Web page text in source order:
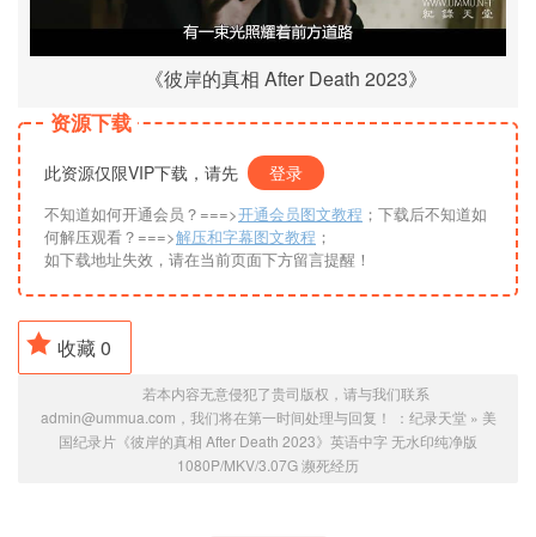
《彼岸的真相 After Death 2023》
资源下载
此资源仅限VIP下载，请先 登录
不知道如何开通会员？===>开通会员图文教程 ；下载后不知道如
何解压观看？===>解压和字幕图文教程 ；
如下载地址失效，请在当前页面下方留言提醒！
收藏0
若本内容无意侵犯了贵司版权，请与我们联系
admin@ummua.com，我们将在第一时间处理与回复！ ： 纪录天堂» 美
国纪录片《彼岸的真相 After Death 2023》英语中字 无水印纯净版
1080P/MKV/3.07G 濒死经历